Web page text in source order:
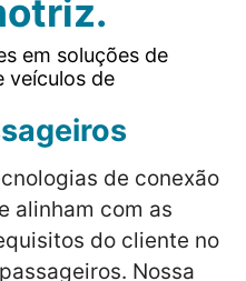
em soluções de
veículos de
de conexão
alinham com as
do cliente no
Nossa